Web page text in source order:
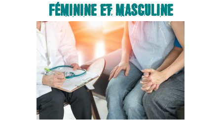
FÉMININE ET MASCULINE